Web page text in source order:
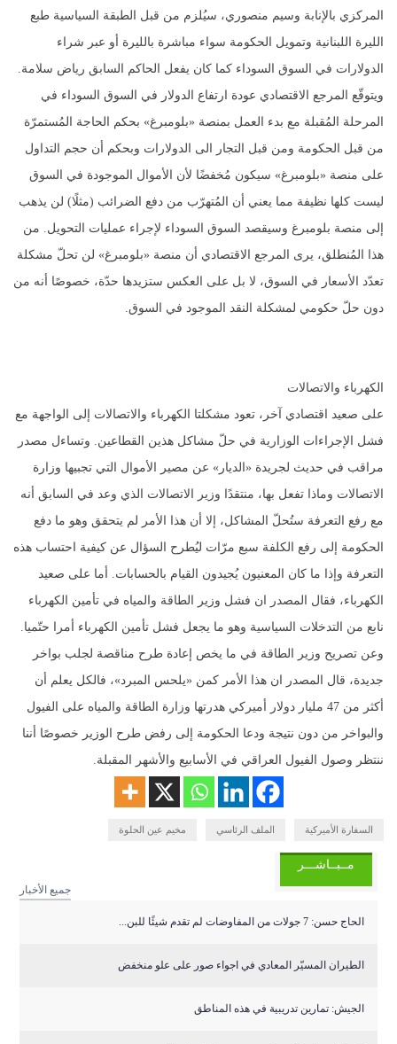
المركزي بالإنابة وسيم منصوري، سيُلزم من قبل الطبقة السياسية طبع
الليرة اللبنانية وتمويل الحكومة سواء مباشرة بالليرة أو عبر شراء
الدولارات في السوق السوداء كما كان يفعل الحاكم السابق رياض سلامة.
ويتوقّع المرجع الاقتصادي عودة ارتفاع الدولار في السوق السوداء في
المرحلة المُقبلة مع بدء العمل بمنصة «بلومبرغ» بحكم الحاجة المُستمرّة
من قبل الحكومة ومن قبل التجار الى الدولارات وبحكم أن حجم التداول
على منصة «بلومبرغ» سيكون مُخفضًا لأن الأموال الموجودة في السوق
ليست كلها نظيفة مما يعني أن المُتهرّب من دفع الضرائب (مثلًا) لن يذهب
إلى منصة بلومبرغ وسيقصد السوق السوداء لإجراء عمليات التحويل. من
هذا المُنطلق، يرى المرجع الاقتصادي أن منصة «بلومبرغ» لن تحلّ مشكلة
تعدّد الأسعار في السوق، لا بل على العكس ستزيدها حدّة، خصوصًا أنه من
دون حلّ حكومي لمشكلة النقد الموجود في السوق.
الكهرباء والاتصالات
على صعيد اقتصادي آخر، تعود مشكلتا الكهرباء والاتصالات إلى الواجهة مع
فشل الإجراءات الوزارية في حلّ مشاكل هذين القطاعين. وتساءل مصدر
مراقب في حديث لجريدة «الديار» عن مصير الأموال التي تجبيها وزارة
الاتصالات وماذا تفعل بها، منتقدًا وزير الاتصالات الذي وعد في السابق أنه
مع رفع التعرفة ستُحلّ المشاكل، إلا أن هذا الأمر لم يتحقق وهو ما دفع
الحكومة إلى رفع الكلفة سبع مرّات ليُطرح السؤال عن كيفية احتساب هذه
التعرفة وإذا ما كان المعنيون يُجيدون القيام بالحسابات. أما على صعيد
الكهرباء، فقال المصدر ان فشل وزير الطاقة والمياه في تأمين الكهرباء
نابع من التدخلات السياسية وهو ما يجعل فشل تأمين الكهرباء أمرا حتّميا.
وعن تصريح وزير الطاقة في ما يخص إعادة طرح مناقصة لجلب بواخر
جديدة، قال المصدر ان هذا الأمر كمن «يلحس المبرد»، فالكل يعلم أن
أكثر من 47 مليار دولار أميركي هدرتها وزارة الطاقة والمياه على الفيول
والبواخر من دون نتيجة ودعا الحكومة إلى رفض طرح الوزير خصوصًا أننا
ننتظر وصول الفيول العراقي في الأسابيع والأشهر المقبلة.
السفارة الأميركية الملف الرئاسي مخيم عين الحلوة
مــبــاشـــر
جميع الأخبار
الحاج حسن: 7 جولات من المفاوضات لم تقدم شيئًا للبن...
الطيران المسيّر المعادي في اجواء صور على علو منخفض
الجيش: تمارين تدريبية في هذه المناطق